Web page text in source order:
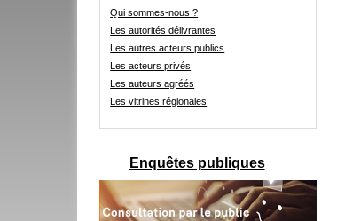
Qui sommes-nous ?
Les autorités délivrantes
Les autres acteurs publics
Les acteurs privés
Les auteurs agréés
Les vitrines régionales
Enquêtes publiques